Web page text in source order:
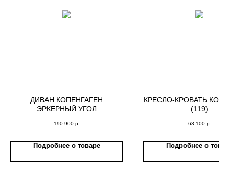
ДИВАН КОПЕНГАГЕН
ЭРКЕРНЫЙ УГОЛ
190 900 р.
Подробнее о товаре
КРЕСЛО-КРОВАТЬ
(119)
63 100 р.
Подробнее о